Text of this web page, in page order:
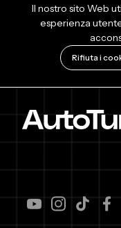
Il nostro sito Web
esperienza
Rifiuta i